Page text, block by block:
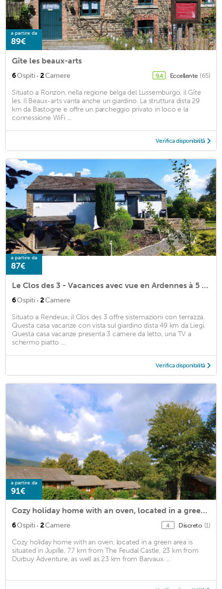
a partire da
89€
Gîte les beaux-arts
6Ospiti · 2Camere 9,4 Eccellente (65)
Situato a Ronzon, nella regione belga del Lussemburgo, il Gîte
les. Il Beaux-arts vanta anche un giardino. La struttura dista 29
km da Bastogne e offre un parcheggio privato in loco e la
connessione WiFi ...
Verifica disponibilità
a partire da
87€
Le Clos des 3 - Vacances avec vue en Ardennes à 5 kilomètres de La Roche - MAISON de 90 m2 avec chambres - avec magnifique jardin
6Ospiti · 2Camere
Situato a Rendeux, il Clos des 3 offre sistemazioni con terrazza.
Questa casa vacanze con vista sul giardino dista 49 km da Liegi.
Questa casa vacanze presenta 3 camere da letto, una TV a
schermo piatto ...
Verifica disponibilità
a partire da
91€
Cozy holiday home with an oven, located in a green area
6Ospiti · 2Camere 4 Discreto (1)
Cozy holiday home with an oven, located in a green area is
situated in Jupille, 7.7 km from The Feudal Castle, 23 km from
Durbuy Adventure, as well as 23 km from Barvaux. ...